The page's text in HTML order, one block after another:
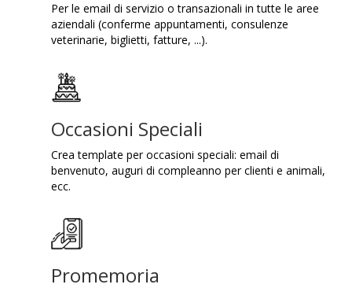
Per le email di servizio o transazionali in tutte le aree
aziendali (conferme appuntamenti, consulenze
veterinarie, biglietti, fatture, ...).
Occasioni Speciali
Crea template per occasioni speciali: email di
benvenuto, auguri di compleanno per clienti e animali,
ecc.
Promemoria